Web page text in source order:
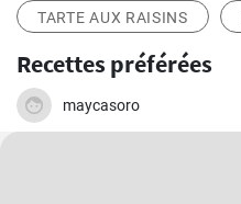
TARTE AUX RAISINS
Recettes préférées
maycasoro